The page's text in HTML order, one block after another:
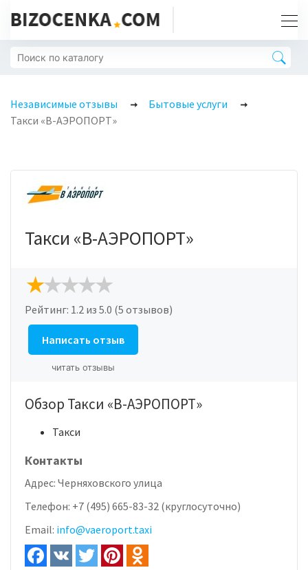
Независимые отзывы
Бытовые услуги
Такси «В-АЭРОПОРТ»
Такси «В-АЭРОПОРТ»
Рейтинг: 1.2 из 5.0 (5 отзывов)
Написать отзыв
читать отзывы
Обзор Такси «В-АЭРОПОРТ»
Такси
Контакты
Адрес: Черняховского улица
Телефон: +7 (495) 665-83-32 (круглосуточно)
Email: info@vaeroport.taxi